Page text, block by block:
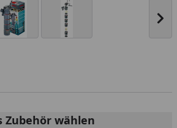
Zubehör wählen